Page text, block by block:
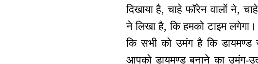
दिखाया है, चाहे फॉरेन वालों ने,
ने लिखा है, कि हमको टाइम
कि सभी को उमंग है कि
आपको डायमण्ड बनाने का उमंग-